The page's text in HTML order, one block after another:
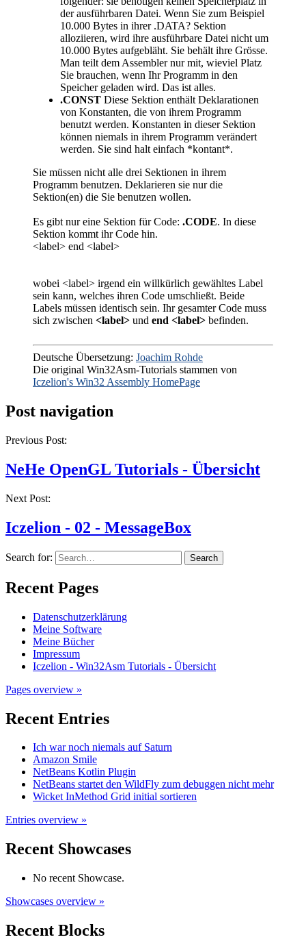
der ausführbaren Datei. Wenn Sie zum Beispiel
10.000 Bytes in ihrer .DATA? Sektion
alloziieren, wird ihre ausführbare Datei nicht um
10.000 Bytes aufgebläht. Sie behält ihre Grösse.
Man teilt dem Assembler nur mit, wieviel Platz
Sie brauchen, wenn Ihr Programm in den
Speicher geladen wird. Das ist alles.
.CONST Diese Sektion enthält Deklarationen
von Konstanten, die von ihrem Programm
benutzt werden. Konstanten in dieser Sektion
können niemals in ihrem Programm verändert
werden. Sie sind halt einfach *kontant*.
Sie müssen nicht alle drei Sektionen in ihrem
Programm benutzen. Deklarieren sie nur die
Sektion(en) die Sie benutzen wollen.
Es gibt nur eine Sektion für Code: .CODE. In diese
Sektion kommt ihr Code hin.
<label> end <label>
wobei <label> irgend ein willkürlich gewähltes Label
sein kann, welches ihren Code umschließt. Beide
Labels müssen identisch sein. Ihr gesamter Code muss
sich zwischen <label> und end <label> befinden.
Deutsche Übersetzung: Joachim Rohde
Die original Win32Asm-Tutorials stammen von
Iczelion's Win32 Assembly HomePage
Post navigation
Previous Post:
NeHe OpenGL Tutorials - Übersicht
Next Post:
Iczelion - 02 - MessageBox
Search for:
Recent Pages
Datenschutzerklärung
Meine Software
Meine Bücher
Impressum
Iczelion - Win32Asm Tutorials - Übersicht
Pages overview »
Recent Entries
Ich war noch niemals auf Saturn
Amazon Smile
NetBeans Kotlin Plugin
NetBeans startet den WildFly zum debuggen nicht mehr
Wicket InMethod Grid initial sortieren
Entries overview »
Recent Showcases
No recent Showcase.
Showcases overview »
Recent Blocks